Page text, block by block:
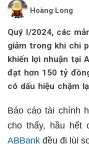
Hoàng Long
Quý I/2024, các
giảm trong khi chi
khiến lợi nhuận tại
đạt hơn 150 tỷ
có dấu hiệu chậm
Báo cáo tài chính
cho thấy, hầu hết
ABBank đều đi lùi